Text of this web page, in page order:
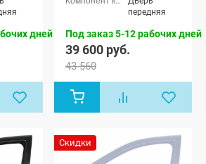
Лада
7 мест
дней
Ларгус
мест, Лада
Кросс 7 мест
передняя
Под заказ 5-12 рабочих дней
39 600 руб.
43 560
Скидки